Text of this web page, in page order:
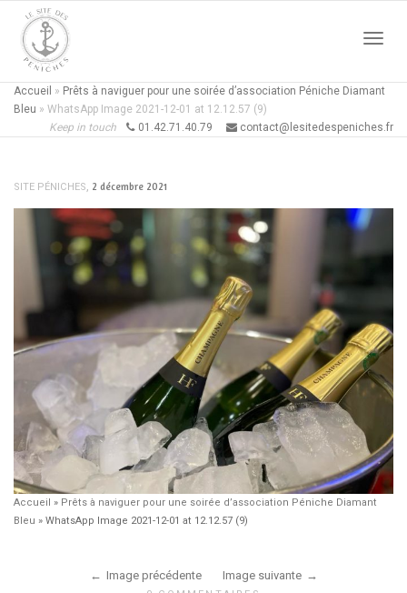
Accueil » Prêts à naviguer pour une soirée d’association Péniche Diamant
Bleu » WhatsApp Image 2021-12-01 at 12.12.57 (9)
Keep in touch
01.42.71.40.79 contact@lesitedespeniches.fr
SITE PÉNICHES, 2 décembre 2021
Accueil » Prêts à naviguer pour une soirée d’association Péniche Diamant
Bleu » WhatsApp Image 2021-12-01 at 12.12.57 (9)
Image précédente Image suivante